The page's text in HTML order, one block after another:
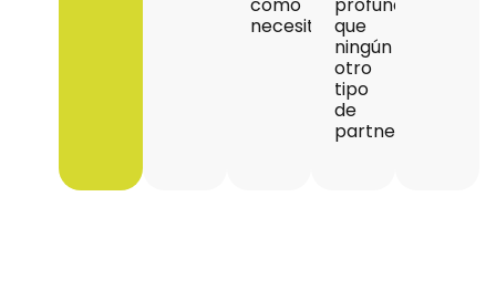
como
necesitas.que
ningún
otro
tipo
de
partner.